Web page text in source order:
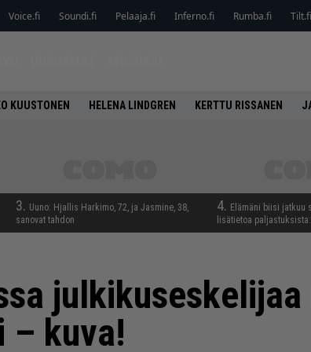
Voice.fi Soundi.fi Pelaaja.fi Inferno.fi Rumba.fi Tilt.fi
KUUSTONEN HELENA LINDGREN KERTTU RISSANEN
3. Uuno: Hjallis Harkimo, 72, ja Jasmine, 38,
sanovat tahdon
4. Elämäni biisi jatkuu
lisätietoa
julkikuseskelijaa
– kuva!